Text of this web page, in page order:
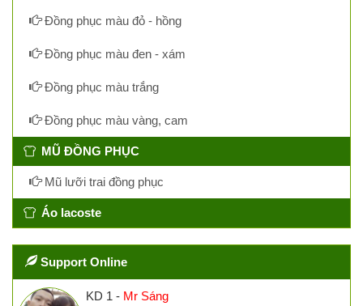
Đồng phục màu đỏ - hồng
Đồng phục màu đen - xám
Đồng phục màu trắng
Đồng phục màu vàng, cam
MŨ ĐỒNG PHỤC
Mũ lưỡi trai đồng phục
Áo lacoste
Support Online
KD 1 - Mr Sáng